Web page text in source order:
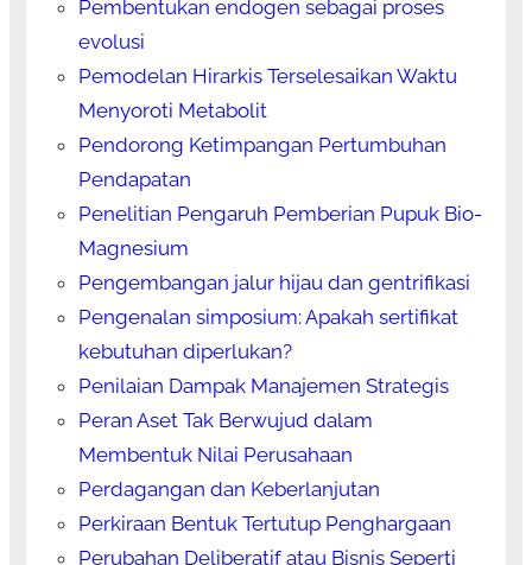
Pembentukan endogen sebagai proses
evolusi
Pemodelan Hirarkis Terselesaikan Waktu
Menyoroti Metabolit
Pendorong Ketimpangan Pertumbuhan
Pendapatan
Penelitian Pengaruh Pemberian Pupuk Bio-
Magnesium
Pengembangan jalur hijau dan gentrifikasi
Pengenalan simposium: Apakah sertifikat
kebutuhan diperlukan?
Penilaian Dampak Manajemen Strategis
Peran Aset Tak Berwujud dalam
Membentuk Nilai Perusahaan
Perdagangan dan Keberlanjutan
Perkiraan Bentuk Tertutup Penghargaan
Perubahan Deliberatif atau Bisnis Seperti